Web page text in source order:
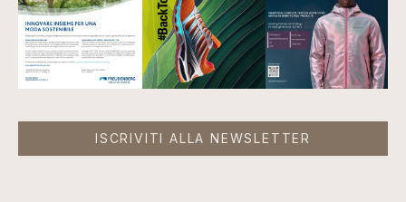
ISCRIVITI ALLA NEWSLETTER